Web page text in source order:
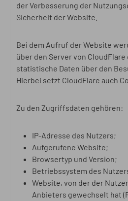
der Verbesserung der
Sicherheit der Website.
Bei dem Aufruf der Website
über den Server von
statistische Daten über den
Hierbei setzt CloudFlare auch
Zu den Zugriffsdaten gehören:
IP-Adresse des Nutzers;
Aufgerufene Website;
Browsertyp und Version;
Betriebssystem des
Website, von der der
Anbieters gewechselt hat